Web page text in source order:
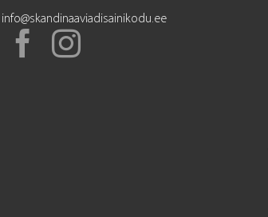
info@skandinaaviadisainikodu.ee